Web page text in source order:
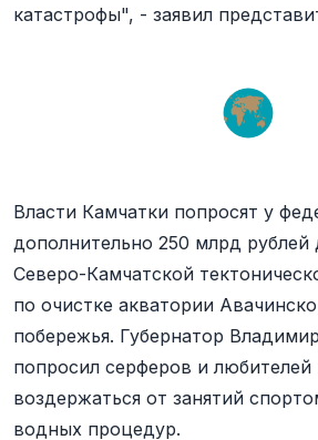
катастрофы", - заявил
Власти Камчатки попросят у
дополнительно 250 млрд рублей
Северо-Камчатской
по очистке акватории
побережья. Губернатор
попросил серферов и
воздержаться от занятий
водных процедур.